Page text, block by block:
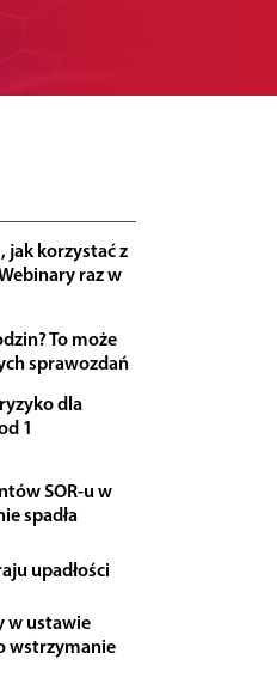
jak korzystać z
raz w
To może
sprawozdań
dla
1
SOR-u w
spadła
upadłości
w ustawie
wstrzymanie